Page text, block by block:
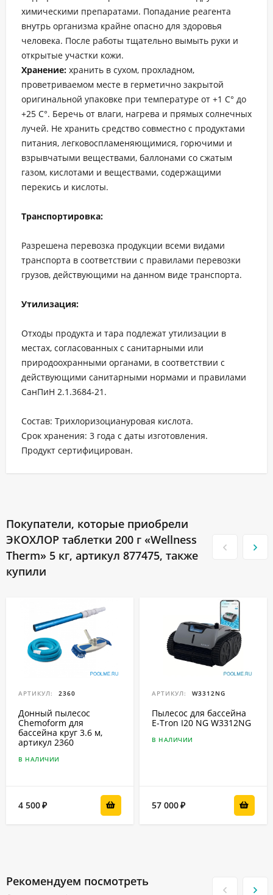
химическими препаратами. Попадание реагента
внутрь организма крайне опасно для здоровья
человека. После работы тщательно вымыть руки и
открытые участки кожи.
Хранение: хранить в сухом, прохладном,
проветриваемом месте в герметично закрытой
оригинальной упаковке при температуре от +1 С° до
+25 С°. Беречь от влаги, нагрева и прямых солнечных
лучей. Не хранить средство совместно с продуктами
питания, легковоспламеняющимися, горючими и
взрывчатыми веществами, баллонами со сжатым
газом, кислотами и веществами, содержащими
перекись и кислоты.
Транспортировка:
Разрешена перевозка продукции всеми видами
транспорта в соответствии с правилами перевозки
грузов, действующими на данном виде транспорта.
Утилизация:
Отходы продукта и тара подлежат утилизации в
местах, согласованных с санитарными или
природоохранными органами, в соответствии с
действующими санитарными нормами и правилами
СанПиН 2.1.3684-21.
Состав: Трихлоризоциануровая кислота.
Срок хранения: 3 года с даты изготовления.
Продукт сертифицирован.
Покупатели, которые приобрели
ЭКОХЛОР таблетки 200 г «Wellness
Therm» 5 кг, артикул 877475, также
купили
АРТИКУЛ: 2360
Донный пылесос
Chemoform для
бассейна круг 3.6 м,
артикул 2360
В НАЛИЧИИ
4 500₽
АРТИКУЛ: W3312NG
Пылесос для бассейна
E-Tron I20 NG W3312NG
В НАЛИЧИИ
57 000₽
Рекомендуем посмотреть